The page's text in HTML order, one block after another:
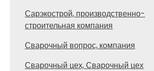
Сарэкострой, производственно-
строительная компания
Сварочный вопрос, компания
Сварочный цех, Сварочный цех